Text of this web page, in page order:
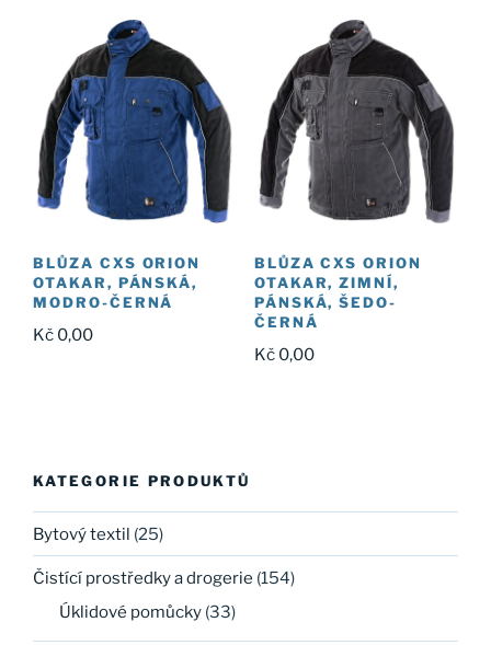
BLŮZA CXS ORION
OTAKAR, PÁNSKÁ,
MODRO-ČERNÁ
Kč 0,00
BLŮZA CXS ORION
OTAKAR, ZIMNÍ,
PÁNSKÁ, ŠEDO-
ČERNÁ
Kč0,00
KATEGORIE PRODUKTŮ
Bytový textil (25)
Čistící prostředky a drogerie (154)
Úklidové pomůcky (33)